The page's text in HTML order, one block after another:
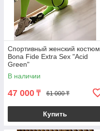
Спортивный женский костюм
Bona Fide Extra Sex "Acid
Green"
В наличии
47 000 ₸ 61 000 ₸
Купить